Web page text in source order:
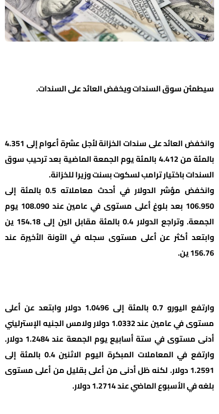
سيطمئن سوق السندات ويخفض العائد على السندات.
وانخفض العائد على سندات الخزانة لأجل عشرة أعوام إلى 4.351
بالمئة من 4.412 بالمئة يوم الجمعة الماضية بعد ترحيب سوق
السندات باختيار ترامب لسكوت بسنت وزيرا للخزانة.
وانخفض مؤشر الدولار في أحدث معاملاته 0.5 بالمئة إلى
106.950 بعد بلوغ أعلى مستوى في عامين عند 108.090 يوم
الجمعة. وتراجع الدولار 0.4 بالمئة مقابل الين إلى 154.18 ين
وابتعد أكثر عن أعلى مستوى سجله في الآونة الأخيرة عند
156.76 ين.
وارتفع اليورو 0.7 بالمئة إلى 1.0496 دولار وابتعد عن أعلى
مستوى في عامين عند 1.0332 دولار ولامس الجنيه الإسترليني
أدنى مستوى في ستة أسابيع يوم الجمعة عند 1.2484 دولار.
وارتفع في المعاملات المبكرة اليوم الاثنين 0.4 بالمئة إلى
1.2591 دولار. لكنه ظل أدنى من أعلى بقليل من أعلى مستوى
بلغه في الأسبوع الماضي عند 1.2714 دولار.